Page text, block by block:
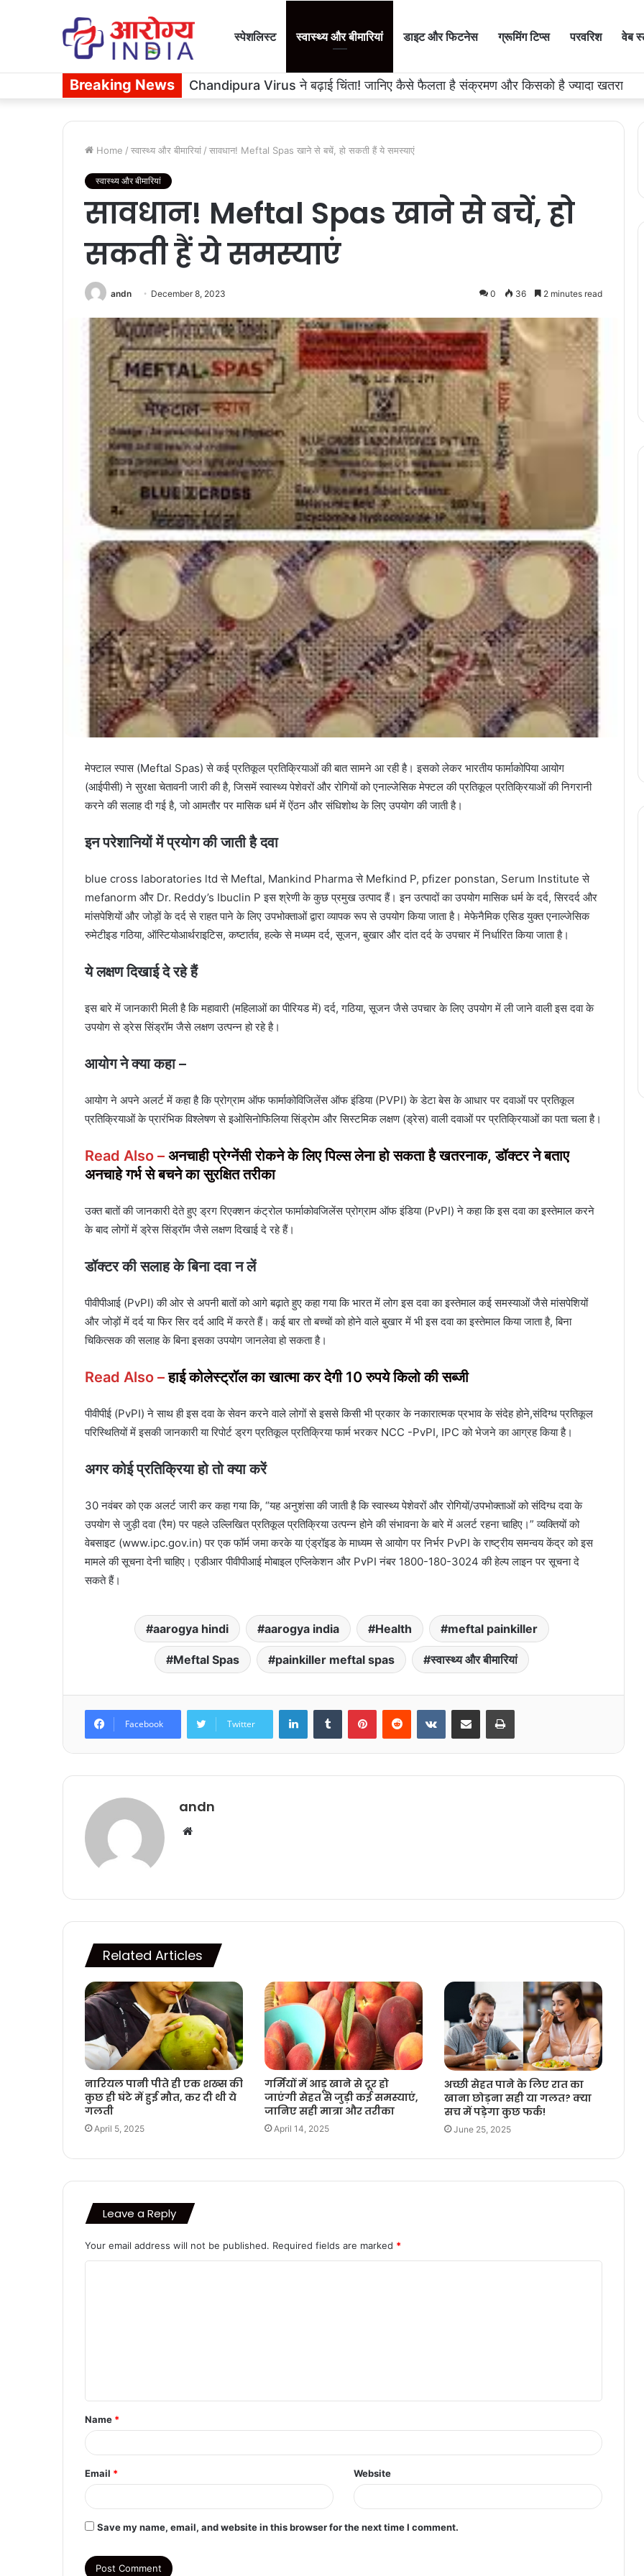
स्पेशलिस्ट स्वास्थ्य और बीमारियां डाइट और फिटनेस ग्रूमिंग टिप्स परवरिश वेब
Breaking News Chandipura Virus ने बढ़ाई चिंता! जानिए कैसे फैलता है संक्रमण और किसको है ज्यादा खतरा
Home / स्वास्थ्य और बीमारियां / सावधान! Meftal Spas खाने से बचें, हो सकती हैं ये समस्याएं
स्वास्थ्य और बीमारियां
सावधान! Meftal Spas खाने से बचें, हो
सकती हैं ये समस्याएं
andn December 8, 2023 0 36 2 minutes read
मेफ्टाल स्पास (Meftal Spas) से कई प्रतिकूल प्रतिक्रियाओं की बात सामने आ रही है। इसको लेकर भारतीय फार्माकोपिया आयोग
(आईपीसी) ने सुरक्षा चेतावनी जारी की है, जिसमें स्वास्थ्य पेशेवरों और रोगियों को एनाल्जेसिक मेफ्टल की प्रतिकूल प्रतिक्रियाओं की निगरानी
करने की सलाह दी गई है, जो आमतौर पर मासिक धर्म में ऐंठन और संधिशोथ के लिए उपयोग की जाती है।
इन परेशानियों में प्रयोग की जाती है दवा
blue cross laboratories ltd से Meftal, Mankind Pharma से Mefkind P, pfizer ponstan, Serum Institute से
mefanorm और Dr. Reddy’s Ibuclin P इस श्रेणी के कुछ प्रमुख उत्पाद हैं। इन उत्पादों का उपयोग मासिक धर्म के दर्द, सिरदर्द और
मांसपेशियों और जोड़ों के दर्द से राहत पाने के लिए उपभोक्ताओं द्वारा व्यापक रूप से उपयोग किया जाता है। मेफेनैमिक एसिड युक्त एनाल्जेसिक
रुमेटीइड गठिया, ऑस्टियोआर्थराइटिस, कष्टार्तव, हल्के से मध्यम दर्द, सूजन, बुखार और दांत दर्द के उपचार में निर्धारित किया जाता है।
ये लक्षण दिखाई दे रहे हैं
इस बारे में जानकारी मिली है कि महावारी (महिलाओं का पीरियड में) दर्द, गठिया, सूजन जैसे उपचार के लिए उपयोग में ली जाने वाली इस दवा के
उपयोग से ड्रेस सिंड्रॉम जैसे लक्षण उत्पन्न हो रहे है।
आयोग ने क्या कहा –
आयोग ने अपने अलर्ट में कहा है कि प्रोग्राम ऑफ फार्माकोविजिलेंस ऑफ इंडिया (PVPI) के डेटा बेस के आधार पर दवाओं पर प्रतिकूल
प्रतिक्रियाओं के प्रारंभिक विश्लेषण से इओसिनोफिलिया सिंड्रोम और सिस्टमिक लक्षण (ड्रेस) वाली दवाओं पर प्रतिक्रियाओं का पता चला है।
Read Also – अनचाही प्रेग्नेंसी रोकने के लिए पिल्स लेना हो सकता है खतरनाक, डॉक्टर ने बताए
अनचाहे गर्भ से बचने का सुरक्षित तरीका
उक्त बातों की जानकारी देते हुए ड्रग रिएक्शन कंट्रोल फार्माकोवजिलेंस प्रोग्राम ऑफ इंडिया (PvPI) ने कहा कि इस दवा का इस्तेमाल करने
के बाद लोगों में ड्रेस सिंड्रॉम जैसे लक्षण दिखाई दे रहे हैं।
डॉक्टर की सलाह के बिना दवा न लें
पीवीपीआई (PvPI) की ओर से अपनी बातों को आगे बढ़ाते हुए कहा गया कि भारत में लोग इस दवा का इस्तेमाल कई समस्याओं जैसे मांसपेशियों
और जोड़ों में दर्द या फिर सिर दर्द आदि में करते हैं। कई बार तो बच्चों को होने वाले बुखार में भी इस दवा का इस्तेमाल किया जाता है, बिना
चिकित्सक की सलाह के बिना इसका उपयोग जानलेवा हो सकता है।
Read Also –हाई कोलेस्ट्रॉल का खात्मा कर देगी 10 रुपये किलो की सब्जी
पीवीपीई (PvPI) ने साथ ही इस दवा के सेवन करने वाले लोगों से इससे किसी भी प्रकार के नकारात्मक प्रभाव के संदेह होने,संदिग्ध प्रतिकूल
परिस्थितियों में इसकी जानकारी या रिपोर्ट ड्रग प्रतिकूल प्रतिक्रिया फार्म भरकर NCC -PvPI, IPC को भेजने का आग्रह किया है।
अगर कोई प्रतिक्रिया हो तो क्या करें
30 नवंबर को एक अलर्ट जारी कर कहा गया कि, “यह अनुशंसा की जाती है कि स्वास्थ्य पेशेवरों और रोगियों/उपभोक्ताओं को संदिग्ध दवा के
उपयोग से जुड़ी दवा (रैम) पर पहले उल्लिखित प्रतिकूल प्रतिक्रिया उत्पन्न होने की संभावना के बारे में अलर्ट रहना चाहिए।” व्यक्तियों को
वेबसाइट (www.ipc.gov.in) पर एक फॉर्म जमा करके या एंड्रॉइड के माध्यम से आयोग पर निर्भर PvPI के राष्ट्रीय समन्वय केंद्र को इस
मामले की सूचना देनी चाहिए। एडीआर पीवीपीआई मोबाइल एप्लिकेशन और PvPI नंबर 1800-180-3024 की हेल्प लाइन पर सूचना दे
सकते हैं।
aarogya hindi aarogya india Health meftal painkiller
Meftal Spas painkiller meftal spas स्वास्थ्य और बीमारियां
Facebook Twitter
LinkedInTumblr PinterestReddit VKontakteShare via Email Print
andn
Website
Related Articles
नारियल पानी पीते ही एक शख्स की
कुछ ही घंटे में हुई मौत, कर दी थी ये
गलती
April 5, 2025
गर्मियों में आड़ू खाने से दूर हो
जाएंगी सेहत से जुड़ी कई समस्याएं,
जानिए सही मात्रा और तरीका
April 14, 2025
अच्छी सेहत पाने के लिए रात का
खाना छोड़ना सही या गलत? क्या
सच में पड़ेगा कुछ फर्क!
June 25, 2025
Leave a Reply
Your email address will not be published. Required fields are marked *
t
*
Name *
Email * Website
Save my name, email, and website in this browser for the next time I comment.